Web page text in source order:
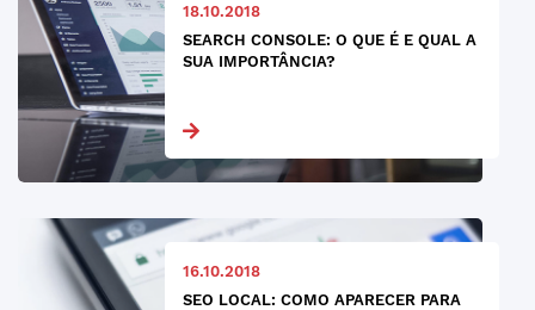
18.10.2018
SEARCH CONSOLE: O QUE É E QUAL A
SUA IMPORTÂNCIA?
16.10.2018
SEO LOCAL: COMO APARECER PARA